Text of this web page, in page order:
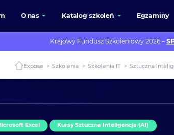
O nas Katalog szkoleń Egzaminy
Krajowy Fundusz Szkoleniowy 2026 –
Expose > Szkolenia > Szkolenia IT > Sztuczna
Excel Kursy Sztuczna Inteligencja (AI)